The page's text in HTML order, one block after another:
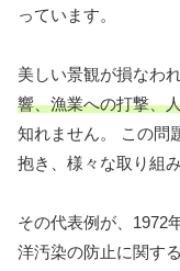
っています。
美しい景観が損なわ
響、漁業への打撃、
知れません。 この問
抱き、様々な取り組
その代表例が、1972
洋汚染の防止に関す